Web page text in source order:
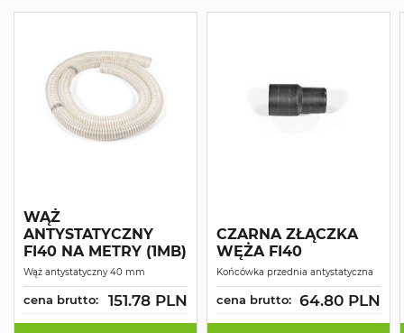
WĄŻ
ANTYSTATYCZNY
FI40 NA METRY (1MB)
Wąż antystatyczny 40 mm
cena brutto: 151.78 PLN
CZARNA ZŁĄCZKA
WĘŻA FI40
Końcówka przednia antystatyczna
cena brutto: 64.80 PLN